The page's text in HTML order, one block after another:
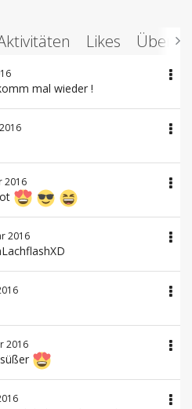
Likes Über
mal wieder !
2016
2016
2016